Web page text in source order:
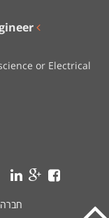
or Electrical
חברה